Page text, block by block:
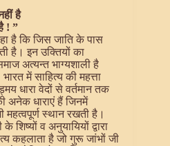
है
! ”
है कि जिस जाति के पास
है। इन उक्तियों का
अत्यन्त भाग्यशाली है
में साहित्य की महत्ता
धारा वेदों से वर्तमान तक
अनेक धाराएं हैं जिनमें
महत्वपूर्ण स्थान रखती है।
शिष्यों व अनुयायियों द्वारा
कहलाता है जो गुरू जांभों जी